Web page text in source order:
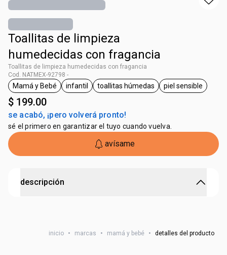
Toallitas de limpieza
humedecidas con fragancia
Toallitas de limpieza humedecidas con fragancia
Cod. NATMEX-92798 -
etiqueta Mamá y Bebé
Mamá y Bebé
etiqueta infantil
infantil
etiqueta toallitas húmedas
toallitas húmedas
etiqueta piel
piel sensible
$ 199.00
se acabó, ¡pero volverá pronto!
sé el primero en garantizar el tuyo cuando vuelva.
avísame
descripción
residuos. No contiene sulfatos, parabenos, siliconas,
inicio • marcas • mamá y bebé • detalles del producto